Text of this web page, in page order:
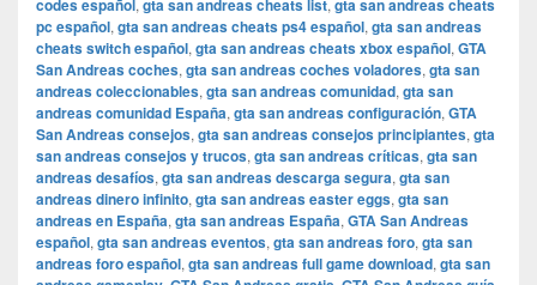
codes español , gta san andreas cheats list, gta san andreas cheats
pc español, gta san andreas cheats ps4 español, gta san andreas
cheats switch español, gta san andreas cheats xbox español, GTA
San Andreas coches, gta san andreas coches voladores, gta san
andreas coleccionables, gta san andreas comunidad, gta san
andreas comunidad España, gta san andreas configuración, GTA
San Andreas consejos, gta san andreas consejos principiantes, gta
san andreas consejos y trucos, gta san andreas críticas, gta san
andreas desafíos, gta san andreas descarga segura, gta san
andreas dinero infinito, gta san andreas easter eggs, gta san
andreas en España, gta san andreas España, GTA San Andreas
español, gta san andreas eventos, gta san andreas foro, gta san
andreas foro español, gta san andreas full game download, gta san